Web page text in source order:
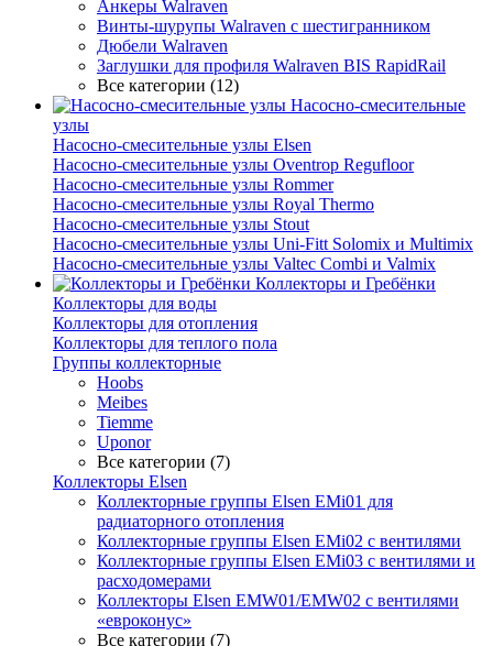
Анкеры Walraven
Винты-шурупы Walraven с шестигранником
Дюбели Walraven
Заглушки для профиля Walraven BIS RapidRail
Все категории (12)
Насосно-смесительные
узлы
Насосно-смесительные узлы Elsen
Насосно-смесительные узлы Oventrop Regufloor
Насосно-смесительные узлы Rommer
Насосно-смесительные узлы Royal Thermo
Насосно-смесительные узлы Stout
Насосно-смесительные узлы Uni-Fitt Solomix и Multimix
Насосно-смесительные узлы Valtec Combi и Valmix
Коллекторы и Гребёнки
Коллекторы для воды
Коллекторы для отопления
Коллекторы для теплого пола
Группы коллекторные
Hoobs
Meibes
Tiemme
Uponor
Все категории (7)
Коллекторы Elsen
Коллекторные группы Elsen EMi01 для
радиаторного отопления
Коллекторные группы Elsen EMi02 с вентилями
Коллекторные группы Elsen EMi03 с вентилями и
расходомерами
Коллекторы Elsen EMW01/EMW02 с вентилями
«евроконус»
Все категории (7)